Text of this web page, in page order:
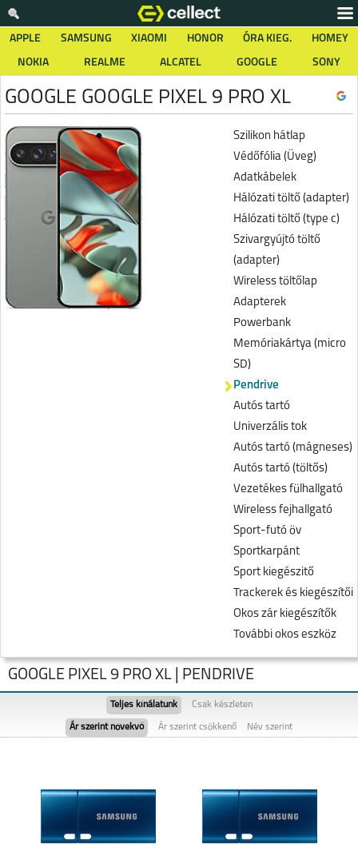
APPLE SAMSUNG XIAOMI HONOR ÓRA KIEG.
HOMEY
NOKIA
REALME ALCATEL GOOGLE SONY
GOOGLE GOOGLE PIXEL 9 PRO XL
Szilikon hátlap
Védőfólia (Üveg)
Adatkábelek
Hálózati töltő (adapter)
Hálózati töltő (type c)
Szivargyújtó töltő
(adapter)
Wireless töltőlap
Adapterek
Powerbank
Memóriakártya (micro
SD)
Pendrive
Autós tartó
Univerzális tok
Autós tartó (mágneses)
Autós tartó (töltős)
Vezetékes fülhallgató
Wireless fejhallgató
Sport-futó öv
Sportkarpánt
Sport kiegészitő
Trackerek és kiegészítői
Okos zár kiegészítők
További okos eszköz
GOOGLE PIXEL 9
XL
GOOGLE PIXEL 9 PRO XL | PENDRIVE
Teljes kínálatunk Csak készleten
Ár szerint növekvő Ár szerint csökkenő Név szerint